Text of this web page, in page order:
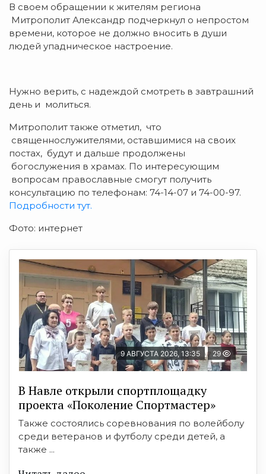
В своем обращении к жителям региона
Митрополит Александр подчеркнул о непростом
времени, которое не должно вносить в души
людей упадническое настроение.
Нужно верить, с надеждой смотреть в завтрашний
день и молиться.
Митрополит также отметил, что
священнослужителями, оставшимися на своих
постах, будут и дальше продолжены
богослужения в храмах. По интересующим
вопросам православные смогут получить
консультацию по телефонам: 74-14-07 и 74-00-97.
Подробности тут.
Фото: интернет
9 АВГУСТА 2026, 13:35 29
В Навле открыли спортплощадку
проекта «Поколение Спортмастер»
Также состоялись соревнования по волейболу
среди ветеранов и футболу среди детей, а
также ...